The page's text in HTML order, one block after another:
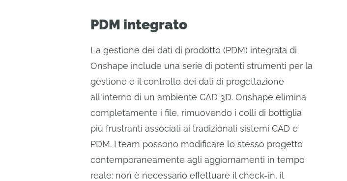
PDM integrato
La gestione dei dati di prodotto (PDM) integrata di
Onshape include una serie di potenti strumenti per la
gestione e il controllo dei dati di progettazione
all'interno di un ambiente CAD 3D. Onshape elimina
completamente i file, rimuovendo i colli di bottiglia
più frustranti associati ai tradizionali sistemi CAD e
PDM. I team possono modificare lo stesso progetto
contemporaneamente agli aggiornamenti in tempo
reale: non è necessario effettuare il check-in, il